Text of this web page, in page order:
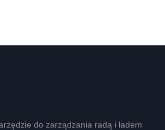
do zarządzania radą i ładem